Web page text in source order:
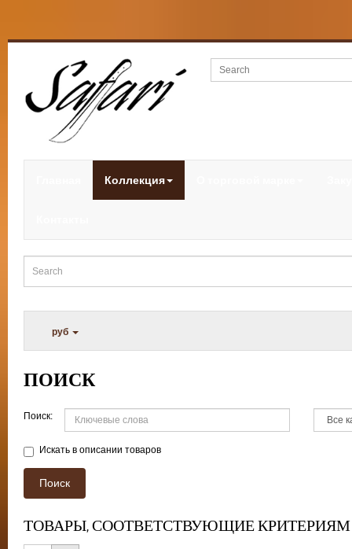
Коллекция
руб
ПОИСК
Поиск:
Искать в описании товаров
ТОВАРЫ, СООТВЕТСТВУЮЩИЕ